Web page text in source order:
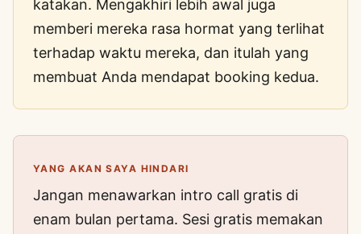
katakan. Mengakhiri lebih awal juga
memberi mereka rasa hormat yang terlihat
terhadap waktu mereka, dan itulah yang
membuat Anda mendapat booking kedua.
YANG AKAN SAYA HINDARI
Jangan menawarkan intro call gratis di
enam bulan pertama. Sesi gratis memakan